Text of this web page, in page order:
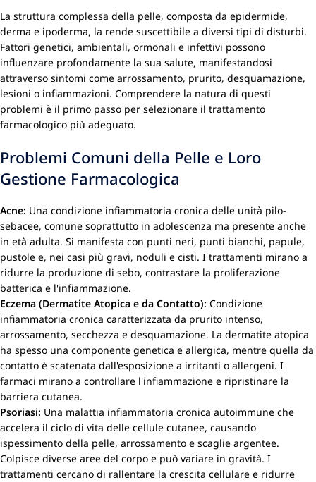
La struttura complessa della pelle, composta da epidermide,
derma e ipoderma, la rende suscettibile a diversi tipi di disturbi.
Fattori genetici, ambientali, ormonali e infettivi possono
influenzare profondamente la sua salute, manifestandosi
attraverso sintomi come arrossamento, prurito, desquamazione,
lesioni o infiammazioni. Comprendere la natura di questi
problemi è il primo passo per selezionare il trattamento
farmacologico più adeguato.
Problemi Comuni della Pelle e Loro
Gestione Farmacologica
Acne: Una condizione infiammatoria cronica delle unità pilo-
sebacee, comune soprattutto in adolescenza ma presente anche
in età adulta. Si manifesta con punti neri, punti bianchi, papule,
pustole e, nei casi più gravi, noduli e cisti. I trattamenti mirano a
ridurre la produzione di sebo, contrastare la proliferazione
batterica e l'infiammazione.
Eczema (Dermatite Atopica e da Contatto): Condizione
infiammatoria cronica caratterizzata da prurito intenso,
arrossamento, secchezza e desquamazione. La dermatite atopica
ha spesso una componente genetica e allergica, mentre quella da
contatto è scatenata dall'esposizione a irritanti o allergeni. I
farmaci mirano a controllare l'infiammazione e ripristinare la
barriera cutanea.
Psoriasi: Una malattia infiammatoria cronica autoimmune che
accelera il ciclo di vita delle cellule cutanee, causando
ispessimento della pelle, arrossamento e scaglie argentee.
Colpisce diverse aree del corpo e può variare in gravità. I
trattamenti cercano di rallentare la crescita cellulare e ridurre